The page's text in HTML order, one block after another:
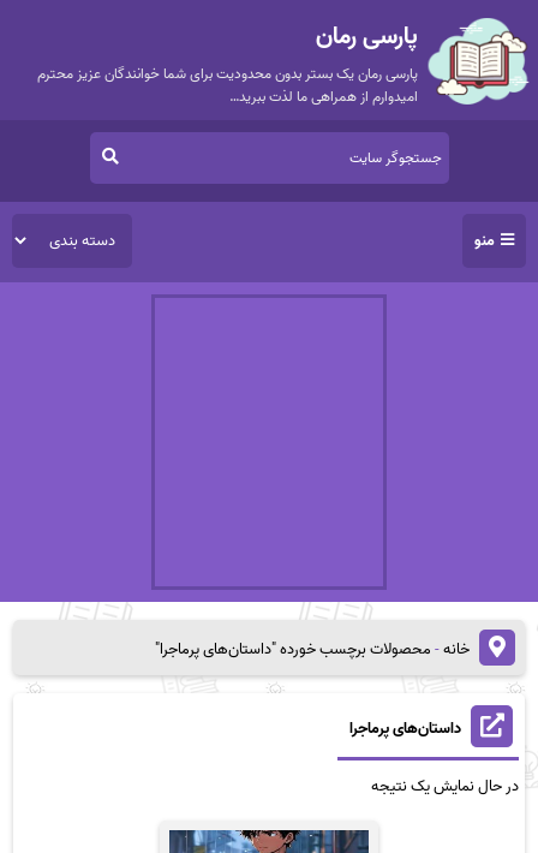
پارسی رمان
پارسی رمان یک بستر بدون محدودیت برای شما خوانندگان عزیز محترم
امیدوارم از همراهی ما لذت ببرید…
منو
خانه-محصولات برچسب خورده "داستان‌های پرماجرا"
داستان‌های پرماجرا
در حال نمایش یک نتیجه